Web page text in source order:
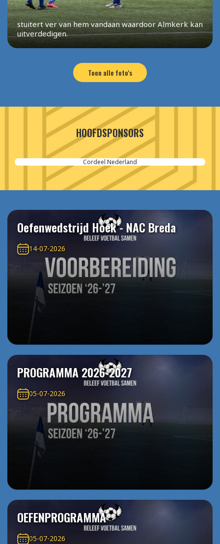
stuitert ver van hem vandaan waardoor Almkerk kan
uitverdedigen.
Toon alle foto's
HOOFDSPONSORS
Cordeel Nederland
Oefenwedstrijd Hoek - NAC Breda
14-07-2026
PROGRAMMA 2026-2027
05-07-2026
OEFENPROGRAMMA
05-07-2026